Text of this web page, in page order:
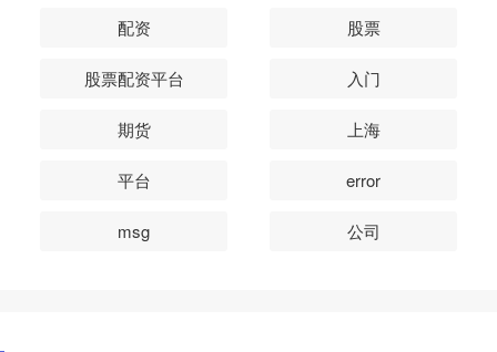
配资 股票
股票配资平台 入门
期货 上海
平台 error
msg 公司